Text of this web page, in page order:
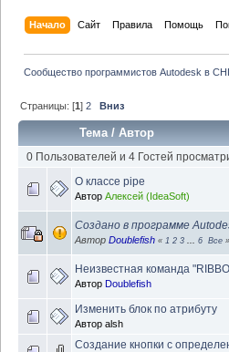
Начало Сайт Правила Помощь
Сообщество программистов Autodesk в
Страницы: [1]2 Вниз
Тема/Автор
0 Пользователей и 4 Гостей
О классе pipe
Автор Алексей (IdeaSoft)
Создано в программе
Автор Doublefish « 1 2 3 6 Все »
Неизвестная команда
Автор Doublefish
Изменить блок по атрибуту
Автор alsh
Создание кнопки с